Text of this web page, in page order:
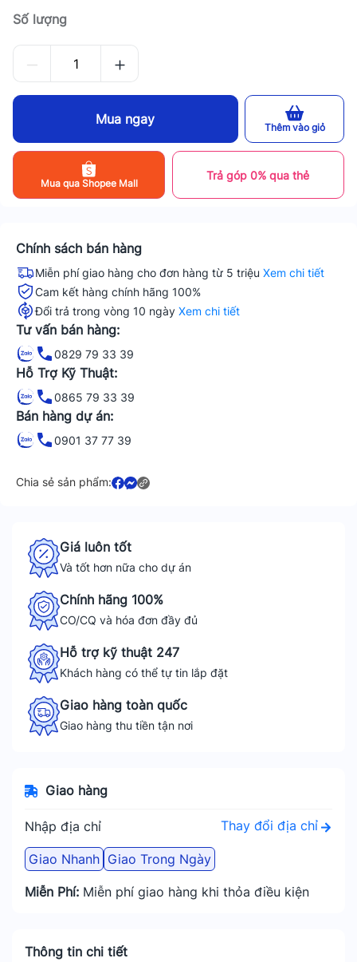
Số lượng
Mua ngay Thêm vào giỏ
Mua qua Shopee Mall
Trả góp 0% qua thẻ
Chính sách bán hàng
Miễn phí giao hàng cho đơn hàng từ 5 triệu Xem chi tiết
Cam kết hàng chính hãng 100%
Đổi trả trong vòng 10 ngày Xem chi tiết
Tư vấn bán hàng:
0829 79 33 39
Hỗ Trợ Kỹ Thuật:
0865 79 33 39
Bán hàng dự án:
0901 37 77 39
Chia sẻ sản phẩm:
Giá luôn tốt
Và tốt hơn nữa cho dự án
Chính hãng 100%
CO/CQ và hóa đơn đầy đủ
Hỗ trợ kỹ thuật 247
Khách hàng có thể tự tin lắp đặt
Giao hàng toàn quốc
Giao hàng thu tiền tận nơi
Giao hàng
Nhập địa chỉ Thay đổi địa chỉ
Giao Nhanh Giao Trong Ngày
Miễn Phí: Miễn phí giao hàng khi thỏa điều kiện
Thông tin chi tiết